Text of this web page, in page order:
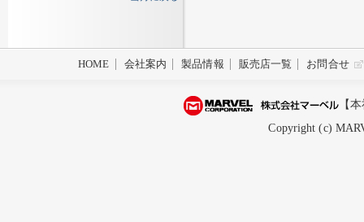
HOME 会社案内 製品情報 販売店一覧 お問合せ
【
Copyright (c)